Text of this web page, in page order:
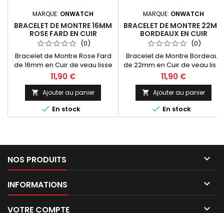
MARQUE: ONWATCH
BRACELET DE MONTRE 16MM
ROSE FARD EN CUIR
VÉRITABLE FABRICATION
ARTISANALE
(0)
Bracelet de Montre Rose Fard
de 16mm en Cuir de veau lisse
pleine fleur Valencia.
Fabrication Européenne 100%
artisanale Made In Spain
11,90 €
 Ajouter au panier
 En stock
MARQUE: ONWATCH
BRACELET DE MONTRE 22MM
BORDEAUX EN CUIR
VÉRITABLE FABRICATION
ARTISANALE
(0)
Bracelet de Montre Bordeaux
de 22mm en Cuir de veau lisse
pleine fleur Valencia.
Fabrication Artisanale
Européenne.
11,90 €
 Ajouter au panier
 En stock
NOS PRODUITS 
INFORMATIONS 
VOTRE COMPTE 